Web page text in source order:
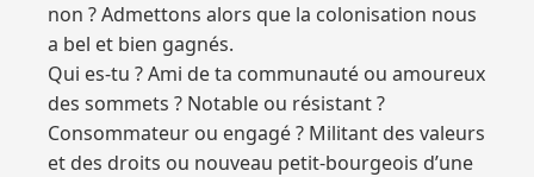
non ? Admettons alors que la colonisation nous
a bel et bien gagnés.
Qui es-tu ? Ami de ta communauté ou amoureux
des sommets ? Notable ou résistant ?
Consommateur ou engagé ? Militant des valeurs
et des droits ou nouveau petit-bourgeois d’une